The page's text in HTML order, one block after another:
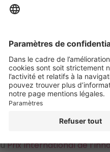
reconnue dans la
Le succès d’
que le sens du
ceci pour la
et du secteur
constituera, à
: Information
de l’Innovation et
des équipes R&D et
Prix International de